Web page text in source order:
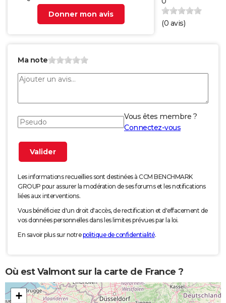
Donner mon avis
(0 avis)
Ma note
Vous êtes membre ?
Connectez-vous
Les informations recueillies sont destinées à CCM BENCHMARK
GROUP pour assurer la modération de ses forums et les notifications
liées aux interventions.
Vous bénéficiez d'un droit d'accès, de rectification et d'effacement de
vos données personnelles dans les limites prévues par la loi.
En savoir plus sur notrepolitique de confidentialité.
Où est Valmont sur la carte de France ?
+